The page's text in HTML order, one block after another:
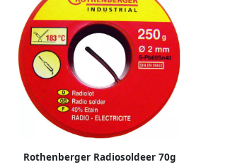
Rothenberger Radiosoldeer 70g